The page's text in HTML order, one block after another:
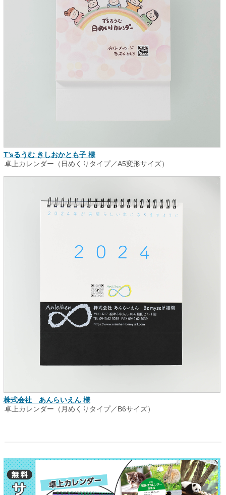
T’sるうむ きしおかとも子 様
卓上カレンダー（日めくりタイプ／A5変形サイズ）
株式会社 あんらいえん 様
卓上カレンダー（月めくりタイプ／B6サイズ）